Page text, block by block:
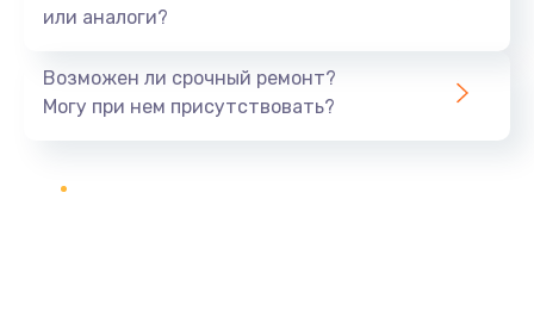
или аналоги?
Возможен ли срочный ремонт?
Могу при нем присутствовать?